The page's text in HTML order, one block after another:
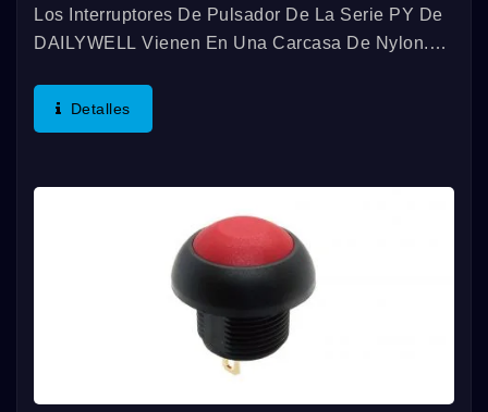
Los Interruptores De Pulsador De La Serie PY De
DAILYWELL Vienen En Una Carcasa De Nylon.
Cuentan Con Un Montaje En Panel Roscado Y
Están Sellados Según Los Estándares...
Detalles